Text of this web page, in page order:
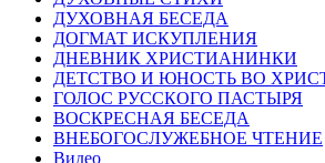
ДУХОВНАЯ БЕСЕДА
ДОГМАТ ИСКУПЛЕНИЯ
ДНЕВНИК ХРИСТИАНИНКИ
ДЕТСТВО И ЮНОСТЬ ВО
ГОЛОС РУССКОГО ПАСТЫРЯ
ВОСКРЕСНАЯ БЕСЕДА
ВНЕБОГОСЛУЖЕБНОЕ ЧТЕНИЕ
Видео